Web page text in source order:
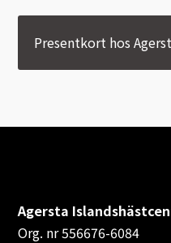
Presentkort hos
Agersta
Org. nr 556676-6084
Ridbyxor, kjolar,
Ridjackor, kappor, västar
Hovslageri